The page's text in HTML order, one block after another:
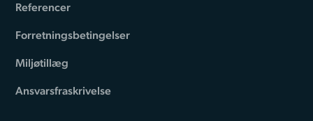
Referencer
Forretningsbetingelser
Miljøtillæg
Ansvarsfraskrivelse